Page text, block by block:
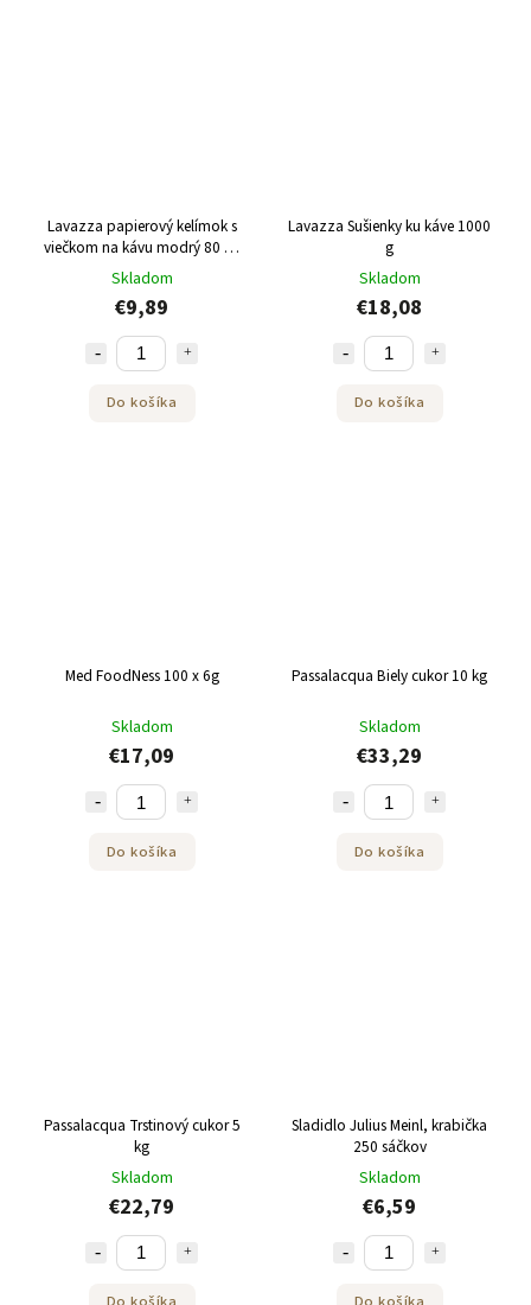
Lavazza papierový kelímok s
viečkom na kávu modrý 80 ml
balenie 50 ks
Skladom
€9,89
Do košíka
Lavazza Sušienky ku káve 1000
g
Skladom
€18,08
Do košíka
Med FoodNess 100 x 6g
Skladom
€17,09
Do košíka
Passalacqua Biely cukor 10 kg
Skladom
€33,29
Do košíka
Passalacqua Trstinový cukor 5
kg
Skladom
€22,79
Sladidlo Julius Meinl, krabička
250 sáčkov
Skladom
€6,59